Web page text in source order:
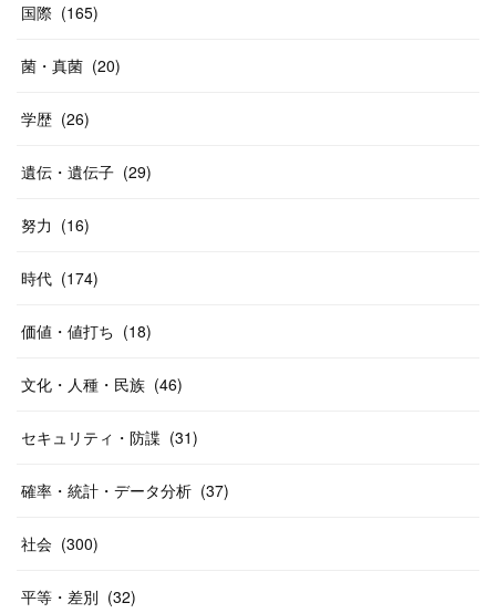
国際 (165)
菌・真菌 (20)
学歴 (26)
遺伝・遺伝子 (29)
努力 (16)
時代 (174)
価値・値打ち (18)
文化・人種・民族 (46)
セキュリティ・防諜 (31)
確率・統計・データ分析 (37)
社会 (300)
平等・差別 (32)